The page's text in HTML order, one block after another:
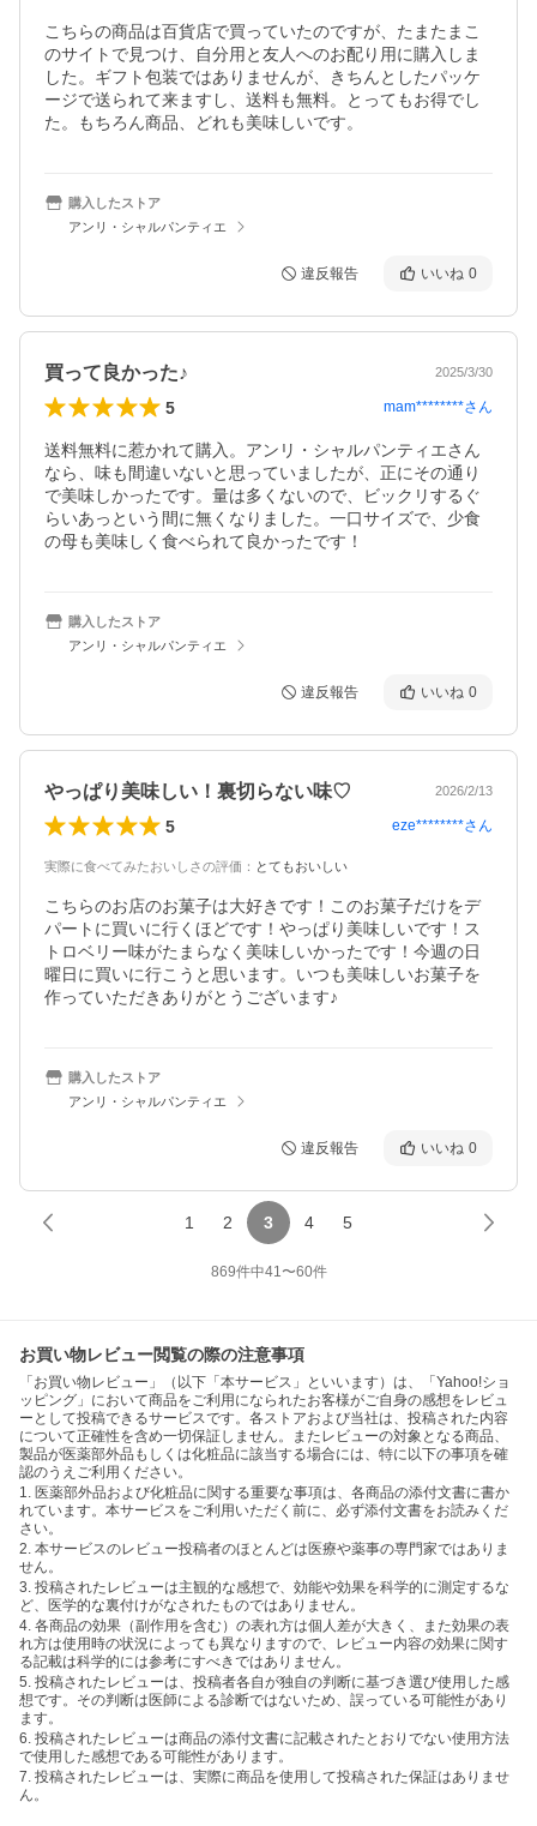
こちらの商品は百貨店で買っていたのですが、たまたまこ
のサイトで見つけ、自分用と友人へのお配り用に購入しま
した。ギフト包装ではありませんが、きちんとしたパッケ
ージで送られて来ますし、送料も無料。とってもお得でし
た。もちろん商品、どれも美味しいです。
購入したストア
アンリ・シャルパンティエ
違反報告 いいね 0
買って良かった♪ 2025/3/30
5 mam********さん
送料無料に惹かれて購入。アンリ・シャルパンティエさん
なら、味も間違いないと思っていましたが、正にその通り
で美味しかったです。量は多くないので、ビックリするぐ
らいあっという間に無くなりました。一口サイズで、少食
の母も美味しく食べられて良かったです！
購入したストア
アンリ・シャルパンティエ
違反報告 いいね 0
やっぱり美味しい！裏切らない味♡ 2026/2/13
5 eze********さん
実際に食べてみたおいしさの評価 ： とてもおいしい
こちらのお店のお菓子は大好きです！このお菓子だけをデ
パートに買いに行くほどです！やっぱり美味しいです！ス
トロベリー味がたまらなく美味しいかったです！今週の日
曜日に買いに行こうと思います。いつも美味しいお菓子を
作っていただきありがとうございます♪
購入したストア
アンリ・シャルパンティエ
違反報告 いいね 0
1 2 3 4 5
869件中41〜60件
お買い物レビュー閲覧の際の注意事項
「お買い物レビュー」（以下「本サービス」といいます）は、「Yahoo!ショ
ッピング」において商品をご利用になられたお客様がご自身の感想をレビュ
ーとして投稿できるサービスです。各ストアおよび当社は、投稿された内容
について正確性を含め一切保証しません。またレビューの対象となる商品、
製品が医薬部外品もしくは化粧品に該当する場合には、特に以下の事項を確
認のうえご利用ください。
1. 医薬部外品および化粧品に関する重要な事項は、各商品の添付文書に書か
れています。本サービスをご利用いただく前に、必ず添付文書をお読みくだ
さい。
2. 本サービスのレビュー投稿者のほとんどは医療や薬事の専門家ではありま
せん。
3. 投稿されたレビューは主観的な感想で、効能や効果を科学的に測定するな
ど、医学的な裏付けがなされたものではありません。
4. 各商品の効果（副作用を含む）の表れ方は個人差が大きく、また効果の表
れ方は使用時の状況によっても異なりますので、レビュー内容の効果に関す
る記載は科学的には参考にすべきではありません。
5. 投稿されたレビューは、投稿者各自が独自の判断に基づき選び使用した感
想です。その判断は医師による診断ではないため、誤っている可能性があり
ます。
6. 投稿されたレビューは商品の添付文書に記載されたとおりでない使用方法
で使用した感想である可能性があります。
7. 投稿されたレビューは、実際に商品を使用して投稿された保証はありませ
ん。